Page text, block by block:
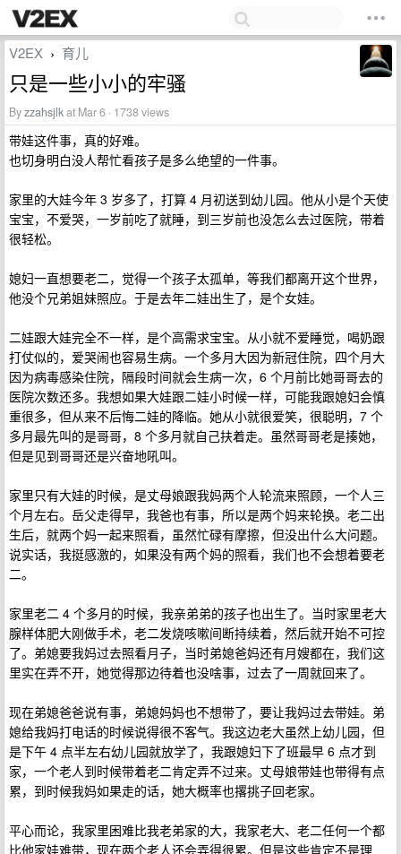
V2EX › 育儿
只是一些小小的牢骚
Byzzahsjlkat Mar 6 · 1738 views
带娃这件事，真的好难。
也切身明白没人帮忙看孩子是多么绝望的一件事。
家里的大娃今年 3 岁多了，打算 4 月初送到幼儿园。他从小是个天使
宝宝，不爱哭，一岁前吃了就睡，到三岁前也没怎么去过医院，带着
很轻松。
媳妇一直想要老二，觉得一个孩子太孤单，等我们都离开这个世界，
他没个兄弟姐妹照应。于是去年二娃出生了，是个女娃。
二娃跟大娃完全不一样，是个高需求宝宝。从小就不爱睡觉，喝奶跟
打仗似的，爱哭闹也容易生病。一个多月大因为新冠住院，四个月大
因为病毒感染住院，隔段时间就会生病一次，6 个月前比她哥哥去的
医院次数还多。我想如果大娃跟二娃小时候一样，可能我跟媳妇会慎
重很多，但从来不后悔二娃的降临。她从小就很爱笑，很聪明，7 个
多月最先叫的是哥哥，8 个多月就自己扶着走。虽然哥哥老是揍她，
但是见到哥哥还是兴奋地吼叫。
家里只有大娃的时候，是丈母娘跟我妈两个人轮流来照顾，一个人三
个月左右。岳父走得早，我爸也有事，所以是两个妈来轮换。老二出
生后，就两个妈一起来照看，虽然忙碌有摩擦，但没出什么大问题。
说实话，我挺感激的，如果没有两个妈的照看，我们也不会想着要老
二。
家里老二 4 个多月的时候，我亲弟弟的孩子也出生了。当时家里老大
腺样体肥大刚做手术，老二发烧咳嗽间断持续着，然后就开始不可控
了。弟媳要我妈过去照看月子，当时弟媳爸妈还有月嫂都在，我们这
里实在弄不开，她觉得那边待着也没啥事，过去了一周就回来了。
现在弟媳爸爸说有事，弟媳妈妈也不想带了，要让我妈过去带娃。弟
媳给我妈打电话的时候说得很不客气。我这边老大虽然上幼儿园，但
是下午 4 点半左右幼儿园就放学了，我跟媳妇下了班最早 6 点才到
家，一个老人到时候带着老二肯定弄不过来。丈母娘带娃也带得有点
累，到时候我妈如果走的话，她大概率也撂挑子回老家。
平心而论，我家里困难比我老弟家的大，我家老大、老二任何一个都
比他家娃难带，现在两个老人还会弄得很累。但是这些肯定不是理